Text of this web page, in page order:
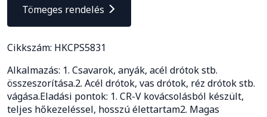
Tömeges rendelés
Cikkszám: HKCPS5831
Alkalmazás: 1. Csavarok, anyák, acél drótok stb.
összeszorítása.2. Acél drótok, vas drótok, réz drótok stb.
vágása.Eladási pontok: 1. CR-V kovácsolásból készült,
teljes hőkezeléssel, hosszú élettartam2. Magas